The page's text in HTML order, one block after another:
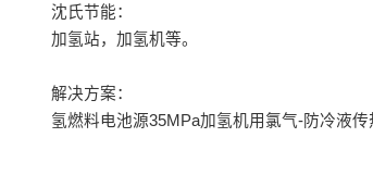
沈氏节能：
加氢站，加氢机等。
解决方案：
氢燃料电池源35MPa加氢机用氯气-防冷液